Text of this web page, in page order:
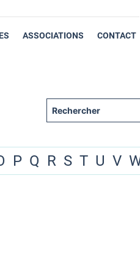
ASSOCIATIONS CONTACT
P Q R S T U V